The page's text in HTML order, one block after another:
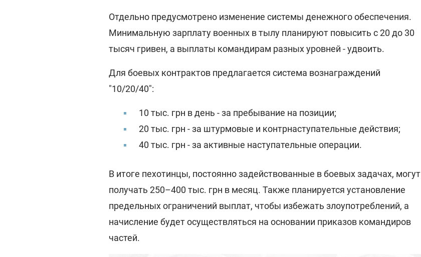
Отдельно предусмотрено изменение системы денежного обеспечения.
Минимальную зарплату военных в тылу планируют повысить с 20 до 30
тысяч гривен, а выплаты командирам разных уровней - удвоить.
Для боевых контрактов предлагается система вознаграждений
"10/20/40":
10 тыс. грн в день - за пребывание на позиции;
20 тыс. грн - за штурмовые и контрнаступательные действия;
40 тыс. грн - за активные наступательные операции.
В итоге пехотинцы, постоянно задействованные в боевых задачах, могут
получать 250–400 тыс. грн в месяц. Также планируется установление
предельных ограничений выплат, чтобы избежать злоупотреблений, а
начисление будет осуществляться на основании приказов командиров
частей.